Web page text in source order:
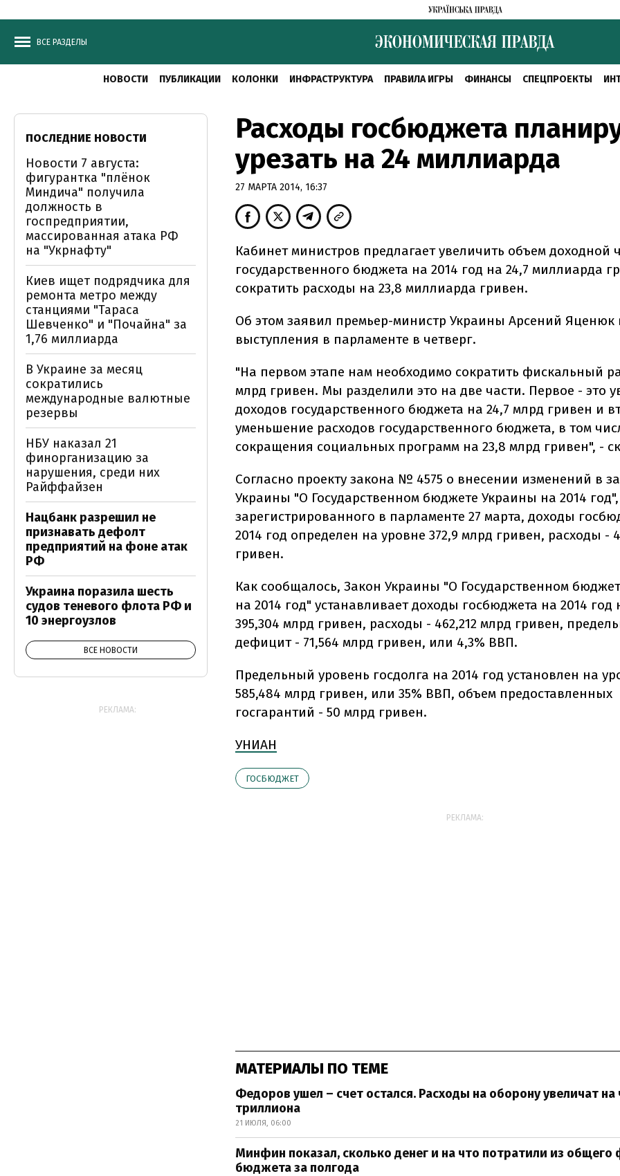
ВСЕ РАЗДЕЛЫ
НОВОСТИ ПУБЛИКАЦИИ КОЛОНКИ ИНФРАСТРУКТУРА ПРАВИЛА ИГРЫ ФИНАНСЫ СПЕЦПРОЕКТЫ
Расходы госбюджета
урезать на 24 миллиарда
27 МАРТА 2014, 16:37
Кабинет министров предлагает увеличить объем доходной
государственного бюджета на 2014 год на 24,7 миллиарда
сократить расходы на 23,8 миллиарда гривен.
Об этом заявил премьер-министр Украины Арсений Яценюк
выступления в парламенте в четверг.
"На первом этапе нам необходимо сократить фискальный
млрд гривен. Мы разделили это на две части. Первое - это
доходов государственного бюджета на 24,7 млрд гривен и
уменьшение расходов государственного бюджета, в том
сокращения социальных программ на 23,8 млрд гривен", -
Согласно проекту закона № 4575 о внесении изменений в
Украины "О Государственном бюджете Украины на 2014 год",
зарегистрированного в парламенте 27 марта, доходы
2014 год определен на уровне 372,9 млрд гривен, расходы -
гривен.
Как сообщалось, Закон Украины "О Государственном
на 2014 год" устанавливает доходы госбюджета на 2014 год
395,304 млрд гривен, расходы - 462,212 млрд гривен,
дефицит - 71,564 млрд гривен, или 4,3% ВВП.
Предельный уровень госдолга на 2014 год установлен на
585,484 млрд гривен, или 35% ВВП, объем предоставленных
госгарантий - 50 млрд гривен.
УНИАН
ГОСБЮДЖЕТ
РЕКЛАМА:
МАТЕРИАЛЫ ПО ТЕМЕ
Федоров ушел – счет остался. Расходы на оборону увеличат на
триллиона
21 ИЮЛЯ, 06:00
Минфин показал, сколько денег и на что потратили из общего
бюджета за полгода
ПОСЛЕДНИЕ НОВОСТИ
Новости 7 августа:
фигурантка "плёнок
Миндича" получила
должность в
госпредприятии,
массированная атака РФ
на "Укрнафту"
Киев ищет подрядчика для
ремонта метро между
станциями "Тараса
Шевченко" и "Почайна" за
1,76 миллиарда
В Украине за месяц
сократились
международные валютные
резервы
НБУ наказал 21
финорганизацию за
нарушения, среди них
Райффайзен
Нацбанк разрешил не
признавать дефолт
предприятий на фоне атак
РФ
Украина поразила шесть
судов теневого флота РФ и
10 энергоузлов
ВСЕ НОВОСТИ
РЕКЛАМА: